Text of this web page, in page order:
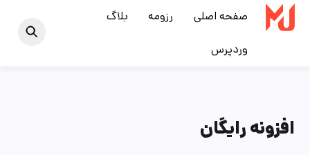
Skip
صفحه اصلی رزومه بلاگ
وردپرس
افزونه رایگان